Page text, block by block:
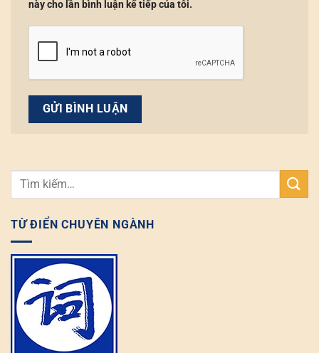
này cho lần bình luận kế tiếp của tôi.
TỪ ĐIỂN CHUYÊN NGÀNH